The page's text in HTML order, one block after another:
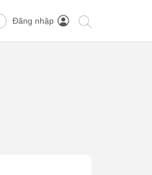
Đăng nhập